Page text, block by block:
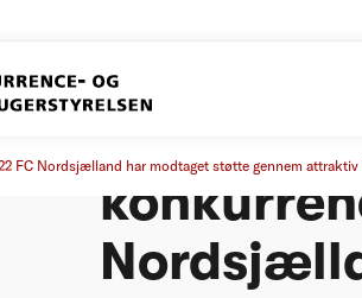
FC Nordsjælland har modtaget støtte gennem attraktiv